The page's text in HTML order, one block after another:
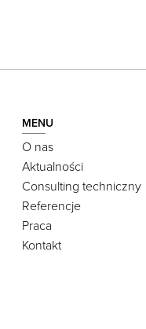
MENU
O nas
Aktualności
Consulting techniczny
Referencje
Praca
Kontakt